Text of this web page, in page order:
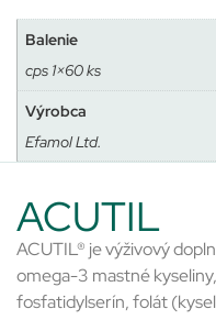
Balenie
cps 1×60 ks
Výrobca
Efamol Ltd.
ACUTIL
ACUTIL® je výživový
omega-3 mastné
fosfatidylserín, folát